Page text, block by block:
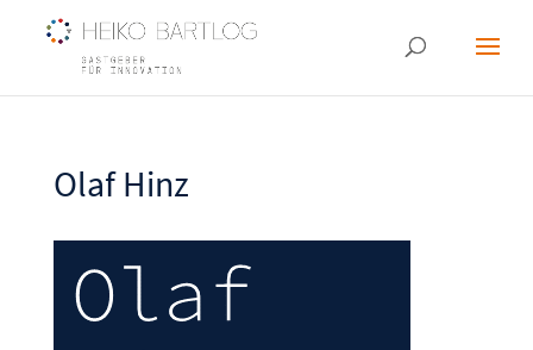
Olaf Hinz